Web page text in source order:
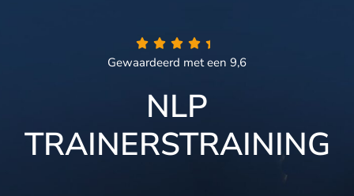
Gewaardeerd met een 9,6
NLP
TRAINERSTRAINING